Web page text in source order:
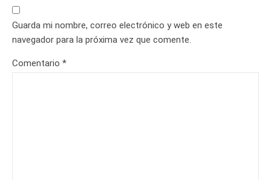
Guarda mi nombre, correo electrónico y web en este
navegador para la próxima vez que comente.
Comentario *